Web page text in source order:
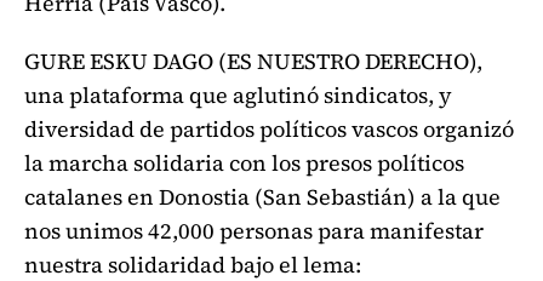
GURE ESKU DAGO (ES NUESTRO DERECHO),
una plataforma que aglutinó sindicatos, y
diversidad de partidos políticos vascos organizó
la marcha solidaria con los presos políticos
catalanes en Donostia (San Sebastián) a la que
nos unimos 42,000 personas para manifestar
nuestra solidaridad bajo el lema: